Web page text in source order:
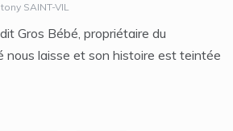
SAINT-VIL
Gros Bébé, propriétaire du
nous laisse et son histoire est teintée